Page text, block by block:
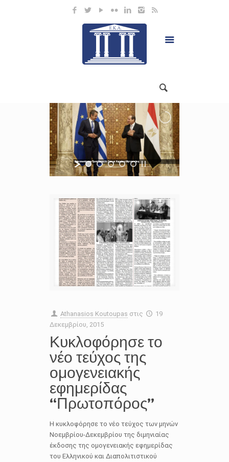
Επικοινωνία του Προέδρου Αλ Σίσι με Κυριάκο Μητσοτάκη
Athanasios Koutoupas στις
19
Δεκεμβρίου, 2015
Κυκλοφόρησε το
νέο τεύχος της
ομογενειακής
εφημερίδας
“Πρωτοπόρος”
Η κυκλοφόρησε το νέο τεύχος των μηνών
Νοεμβρίου-Δεκεμβρίου της διμηνιαίας
έκδοσης της ομογενειακής εφημερίδας
του Ελληνικού και Διαπολιτιστικού